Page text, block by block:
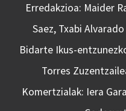
Erredakzioa: Maider
Saez, Txabi
Bidarte Ikus-
Torres
Komertzialak: Iera